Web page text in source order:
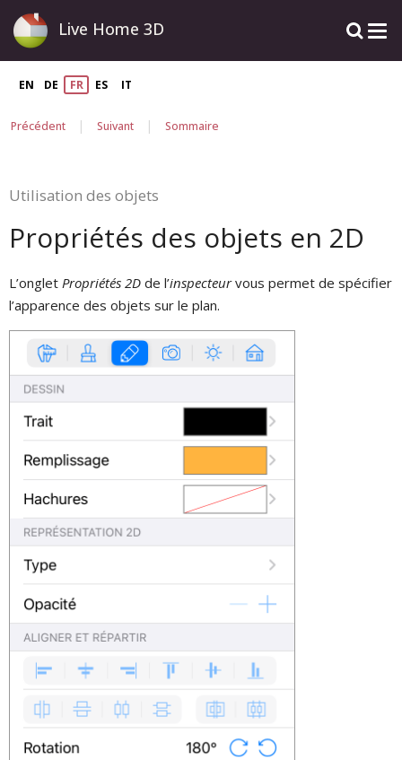
Live Home 3D
EN DE FR ES IT
Précédent | Suivant | Sommaire
Utilisation des objets
Propriétés des objets en 2D
L’onglet Propriétés 2D de l’inspecteurvous permet de spécifier
l’apparence des objets sur le plan.